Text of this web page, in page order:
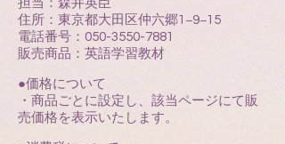
担当：森井英臣
住所：東京都大田区仲六郷1−9−15
電話番号：050-3550-7881
販売商品：英語学習教材
●価格について
・商品ごとに設定し、該当ページにて販
売価格を表示いたします。